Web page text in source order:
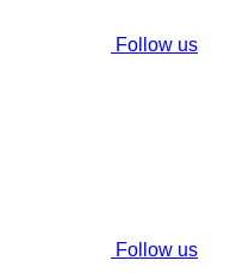
Follow us
Follow us